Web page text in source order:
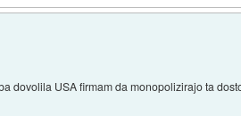
dovolila USA firmam da monopolizirajo ta